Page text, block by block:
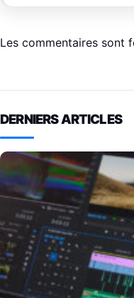
Les commentaires sont
DERNIERS ARTICLES